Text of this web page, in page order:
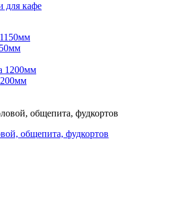
для кафе
общепита, фудкортов